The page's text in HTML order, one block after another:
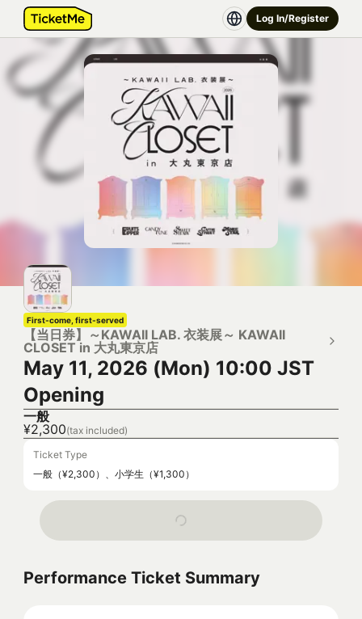
Log In/Register
First-come, first-served
【当日券】～KAWAII LAB. 衣装展～ KAWAII
CLOSET in 大丸東京店
May 11, 2026 (Mon) 10:00 JST
Opening
一般
¥2,300(tax included)
Ticket Type
一般（¥2,300）、小学生（¥1,300）
Performance Ticket Summary